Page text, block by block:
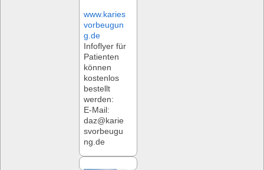
www.karies
vorbeugun
g.de
Infoflyer für
Patienten
können
kostenlos
bestellt
werden:
E-Mail:
daz@karie
svorbeugu
ng.de